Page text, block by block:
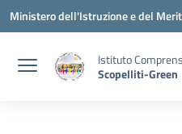
Vai ai contenuti
Vai al menu di navigazione
Vai al footer
Ministero dell'Istruzione e del
Istituto
Scopelliti-Green